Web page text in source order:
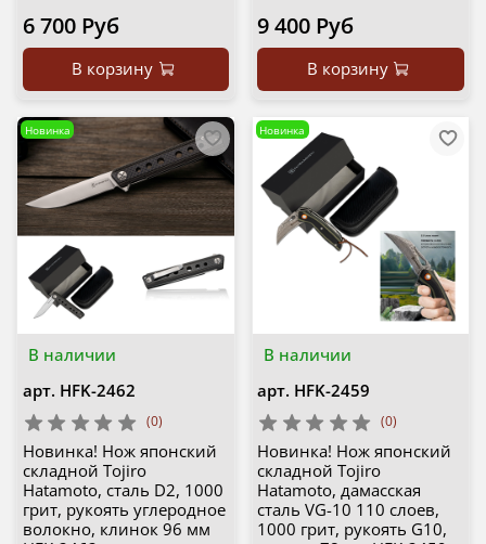
6 700 Руб
В корзину
9 400 Руб
В корзину
В наличии
Новинка
арт. HFK-2462
(0)
Новинка! Нож японский
складной Tojiro
Hatamoto, сталь D2, 1000
грит, рукоять углеродное
волокно, клинок 96 мм
В наличии
Новинка
арт. HFK-2459
(0)
Новинка! Нож японский
складной Tojiro
Hatamoto, дамасская
сталь VG-10 110 слоев,
1000 грит, рукоять G10,